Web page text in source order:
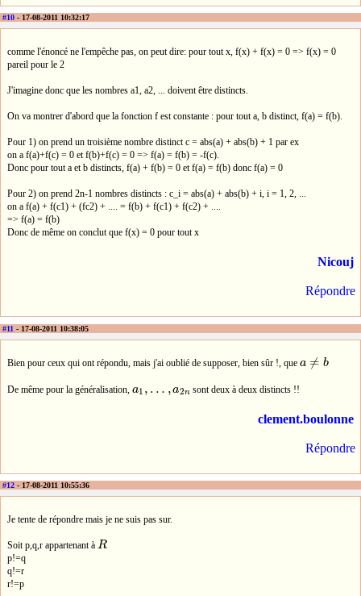
#10 - 17-08-2011 10:32:17
comme l'énoncé ne l'empêche pas, on peut dire: pour tout x, f(x) + f(x) = 0 => f(x) = 0
pareil pour le 2
J'imagine donc que les nombres a1, a2, ... doivent être distincts.
On va montrer d'abord que la fonction f est constante : pour tout a, b distinct, f(a) = f(b).
Pour 1) on prend un troisième nombre distinct c = abs(a) + abs(b) + 1 par ex
on a f(a)+f(c) = 0 et f(b)+f(c) = 0 => f(a) = f(b) = -f(c).
Donc pour tout a et b distincts, f(a) + f(b) = 0 et f(a) = f(b) donc f(a) = 0
Pour 2) on prend 2n-1 nombres distincts : c_i = abs(a) + abs(b) + i, i = 1, 2, ...
on a f(a) + f(c1) + (fc2) + .... = f(b) + f(c1) + f(c2) + ....
=> f(a) = f(b)
Donc de même on conclut que f(x) = 0 pour tout x
Nicouj
Répondre
#11 - 17-08-2011 10:38:05
Bien pour ceux qui ont répondu, mais j'ai oublié de supposer, bien sûr !, que a ≠ b
a≠ b
De même pour la généralisation, a1 , … ,a2n
a1, … a 2 n sont deux à deux distincts !!
clement.boulonne
Répondre
#12 - 17-08-2011 10:55:36
Je tente de répondre mais je ne suis pas sur.
Soit p,q,r appartenant à R
R
p!=q
q!=r
r!=p